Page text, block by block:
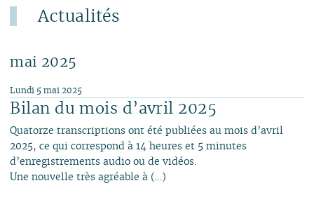
Actualités
mai 2025
Bilan du mois d’avril 2025
Lundi 5 mai 2025
Quatorze transcriptions ont été publiées au mois d’avril
2025, ce qui correspond à 14 heures et 5 minutes
d’enregistrements audio ou de vidéos.
Une nouvelle très agréable à (…)